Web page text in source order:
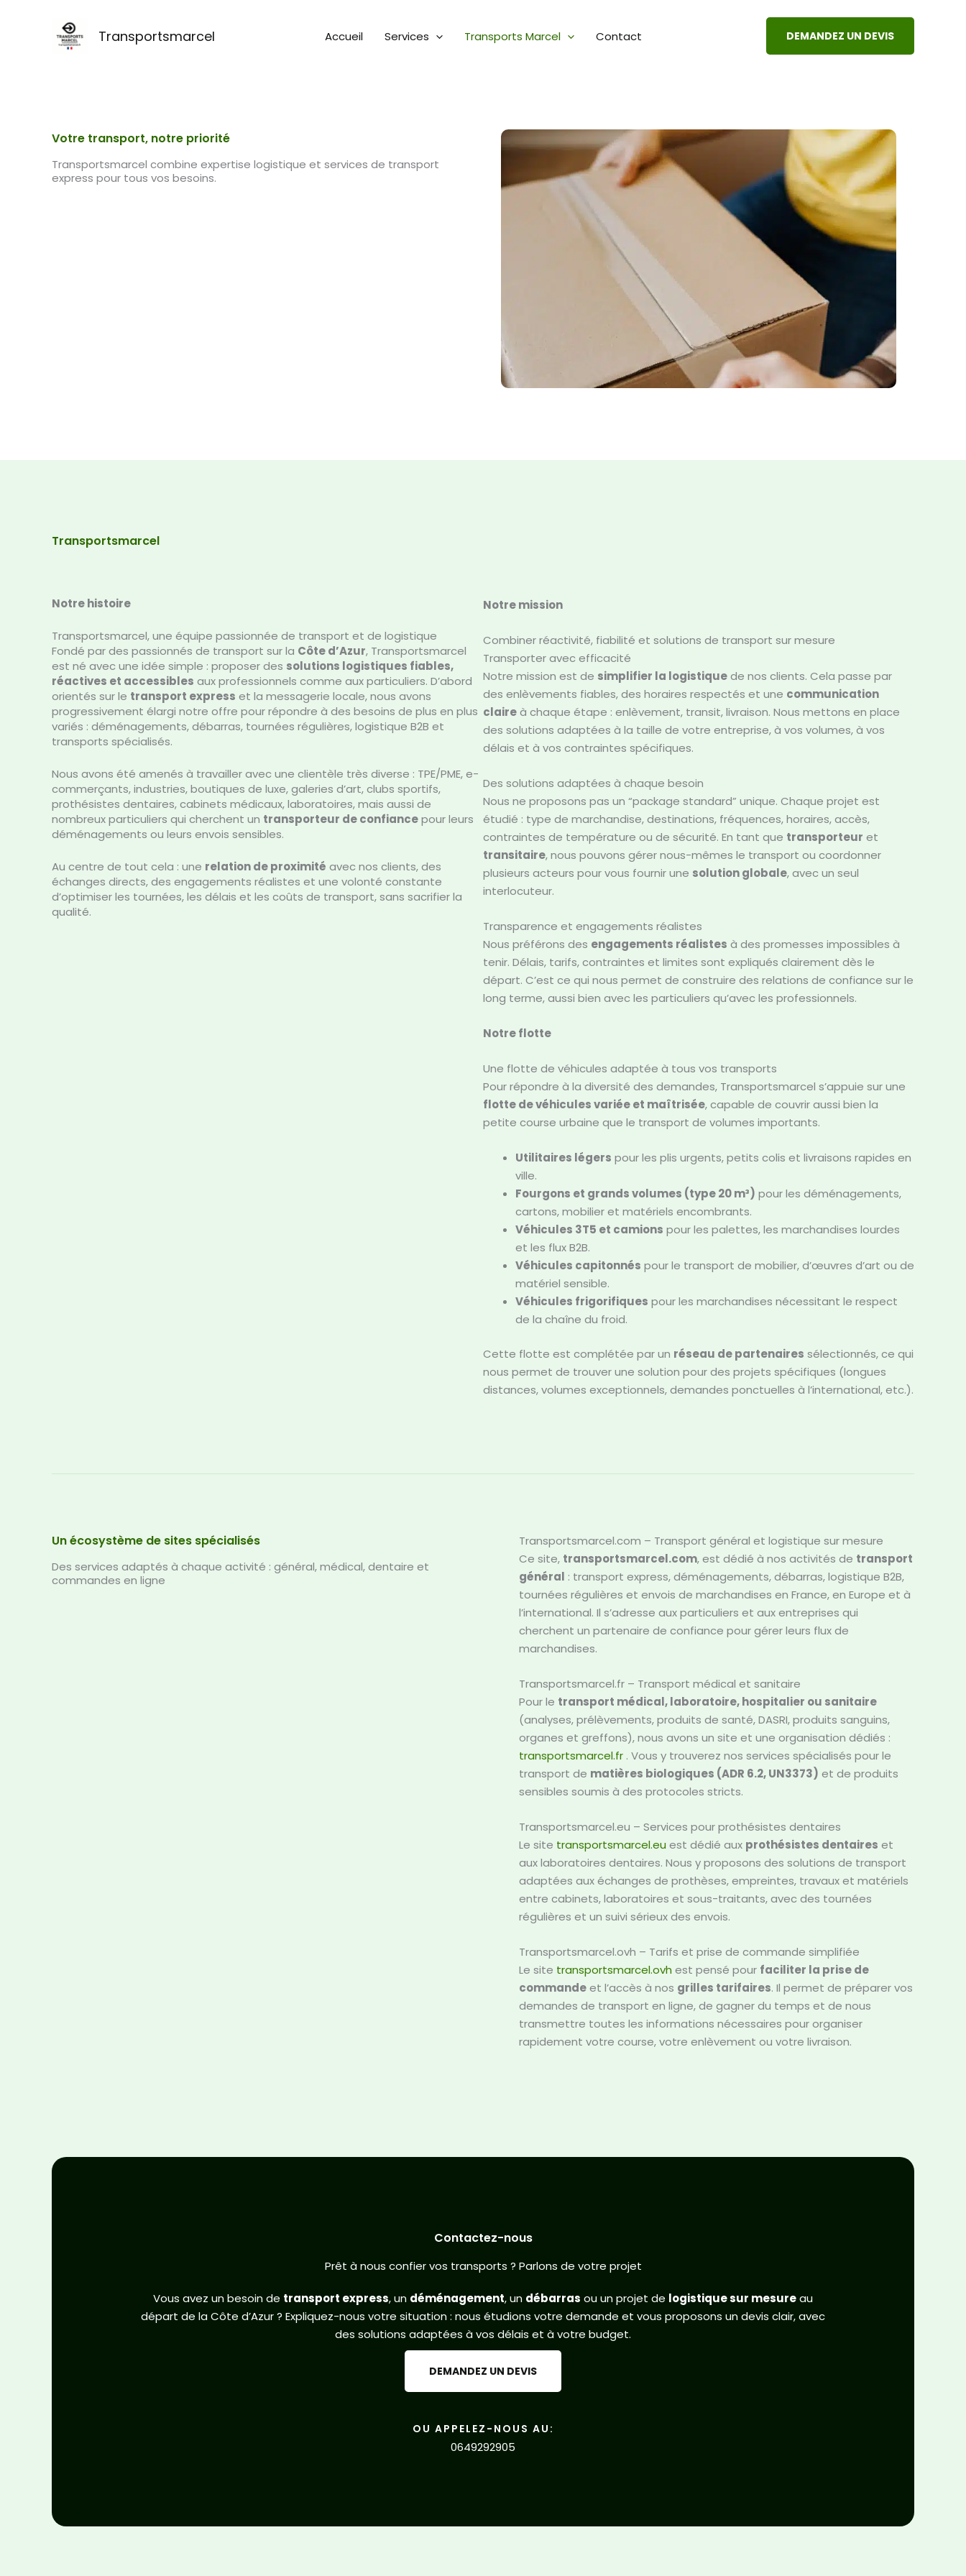
Transportsmarcel Accueil Services Transports Marcel Contact DEMANDEZ UN DEVIS
Votre transport, notre priorité
Transportsmarcel combine expertise logistique et services de transport
express pour tous vos besoins.
Transportsmarcel
Notre histoire
Transportsmarcel, une équipe passionnée de transport et de logistique
Fondé par des passionnés de transport sur la Côte d’Azur, Transportsmarcel
est né avec une idée simple : proposer des solutions logistiques fiables,
réactives et accessibles aux professionnels comme aux particuliers. D’abord
orientés sur le transport express et la messagerie locale, nous avons
progressivement élargi notre offre pour répondre à des besoins de plus en plus
variés : déménagements, débarras, tournées régulières, logistique B2B et
transports spécialisés.
Nous avons été amenés à travailler avec une clientèle très diverse : TPE/PME, e-
commerçants, industries, boutiques de luxe, galeries d’art, clubs sportifs,
prothésistes dentaires, cabinets médicaux, laboratoires, mais aussi de
nombreux particuliers qui cherchent un transporteur de confiancepour leurs
déménagements ou leurs envois sensibles.
Au centre de tout cela : une relation de proximité avec nos clients, des
échanges directs, des engagements réalistes et une volonté constante
d’optimiser les tournées, les délais et les coûts de transport, sans sacrifier la
qualité.
Notre mission
Combiner réactivité, fiabilité et solutions de transport sur mesure
Transporter avec efficacité
Notre mission est de simplifier la logistiquede nos clients. Cela passe par
des enlèvements fiables, des horaires respectés et une communication
claireà chaque étape : enlèvement, transit, livraison. Nous mettons en place
des solutions adaptées à la taille de votre entreprise, à vos volumes, à vos
délais et à vos contraintes spécifiques.
Des solutions adaptées à chaque besoin
Nous ne proposons pas un “package standard” unique. Chaque projet est
étudié : type de marchandise, destinations, fréquences, horaires, accès,
contraintes de température ou de sécurité. En tant que transporteur et
transitaire, nous pouvons gérer nous-mêmes le transport ou coordonner
plusieurs acteurs pour vous fournir une solution globale, avec un seul
interlocuteur.
Transparence et engagements réalistes
Nous préférons des engagements réalistes à des promesses impossibles à
tenir. Délais, tarifs, contraintes et limites sont expliqués clairement dès le
départ. C’est ce qui nous permet de construire des relations de confiance sur le
long terme, aussi bien avec les particuliers qu’avec les professionnels.
Notre flotte
Une flotte de véhicules adaptée à tous vos transports
Pour répondre à la diversité des demandes, Transportsmarcel s’appuie sur une
flotte de véhicules variée et maîtrisée, capable de couvrir aussi bien la
petite course urbaine que le transport de volumes importants.
Utilitaires légers pour les plis urgents, petits colis et livraisons rapides en
ville.
Fourgons et grands volumes (type 20 m³) pour les déménagements,
cartons, mobilier et matériels encombrants.
Véhicules 3T5 et camions pour les palettes, les marchandises lourdes
et les flux B2B.
Véhicules capitonnés pour le transport de mobilier, d’œuvres d’art ou de
matériel sensible.
Véhicules frigorifiques pour les marchandises nécessitant le respect
de la chaîne du froid.
Cette flotte est complétée par un réseau de partenaires sélectionnés, ce qui
nous permet de trouver une solution pour des projets spécifiques (longues
distances, volumes exceptionnels, demandes ponctuelles à l’international, etc.).
Un écosystème de sites spécialisés
Des services adaptés à chaque activité : général, médical, dentaire et
commandes en ligne
Transportsmarcel.com – Transport général et logistique sur mesure
Ce site, transportsmarcel.com, est dédié à nos activités de transport
général : transport express, déménagements, débarras, logistique B2B,
tournées régulières et envois de marchandises en France, en Europe et à
l’international. Il s’adresse aux particuliers et aux entreprises qui
cherchent un partenaire de confiance pour gérer leurs flux de
marchandises.
Transportsmarcel.fr – Transport médical et sanitaire
Pour le transport médical, laboratoire, hospitalier ou sanitaire
(analyses, prélèvements, produits de santé, DASRI, produits sanguins,
organes et greffons), nous avons un site et une organisation dédiés :
transportsmarcel.fr . Vous y trouverez nos services spécialisés pour le
transport de matières biologiques (ADR 6.2, UN3373) et de produits
sensibles soumis à des protocoles stricts.
Transportsmarcel.eu – Services pour prothésistes dentaires
Le site transportsmarcel.eu est dédié aux prothésistes dentaires et
aux laboratoires dentaires. Nous y proposons des solutions de transport
adaptées aux échanges de prothèses, empreintes, travaux et matériels
entre cabinets, laboratoires et sous-traitants, avec des tournées
régulières et un suivi sérieux des envois.
Transportsmarcel.ovh – Tarifs et prise de commande simplifiée
Le site transportsmarcel.ovh est pensé pour faciliter la prise de
commandeet l’accès à nos grilles tarifaires. Il permet de préparer vos
demandes de transport en ligne, de gagner du temps et de nous
transmettre toutes les informations nécessaires pour organiser
rapidement votre course, votre enlèvement ou votre livraison.
Contactez-nous
Prêt à nous confier vos transports ? Parlons de votre projet
Vous avez un besoin de transport express, un déménagement, un débarras ou un projet de logistique sur mesureau
départ de la Côte d’Azur ? Expliquez-nous votre situation : nous étudions votre demande et vous proposons un devis clair, avec
des solutions adaptées à vos délais et à votre budget.
DEMANDEZ UN DEVIS
OU APPELEZ-NOUS AU:
0649292905